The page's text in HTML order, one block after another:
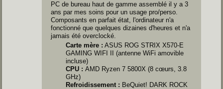
PC de bureau haut de gamme assemblé il y a 3
ans par mes soins pour un usage pro/perso.
Composants en parfait état, l'ordinateur n'a
fonctionné que quelques dizaines d'heures et n'a
jamais été overclocké.
Carte mère : ASUS ROG STRIX X570-E
GAMING WIFI II (antenne WiFi amovible
incluse)
CPU :AMD Ryzen 7 5800X (8 cœurs, 3.8
GHz)
Refroidissement : BeQuiet! DARK ROCK